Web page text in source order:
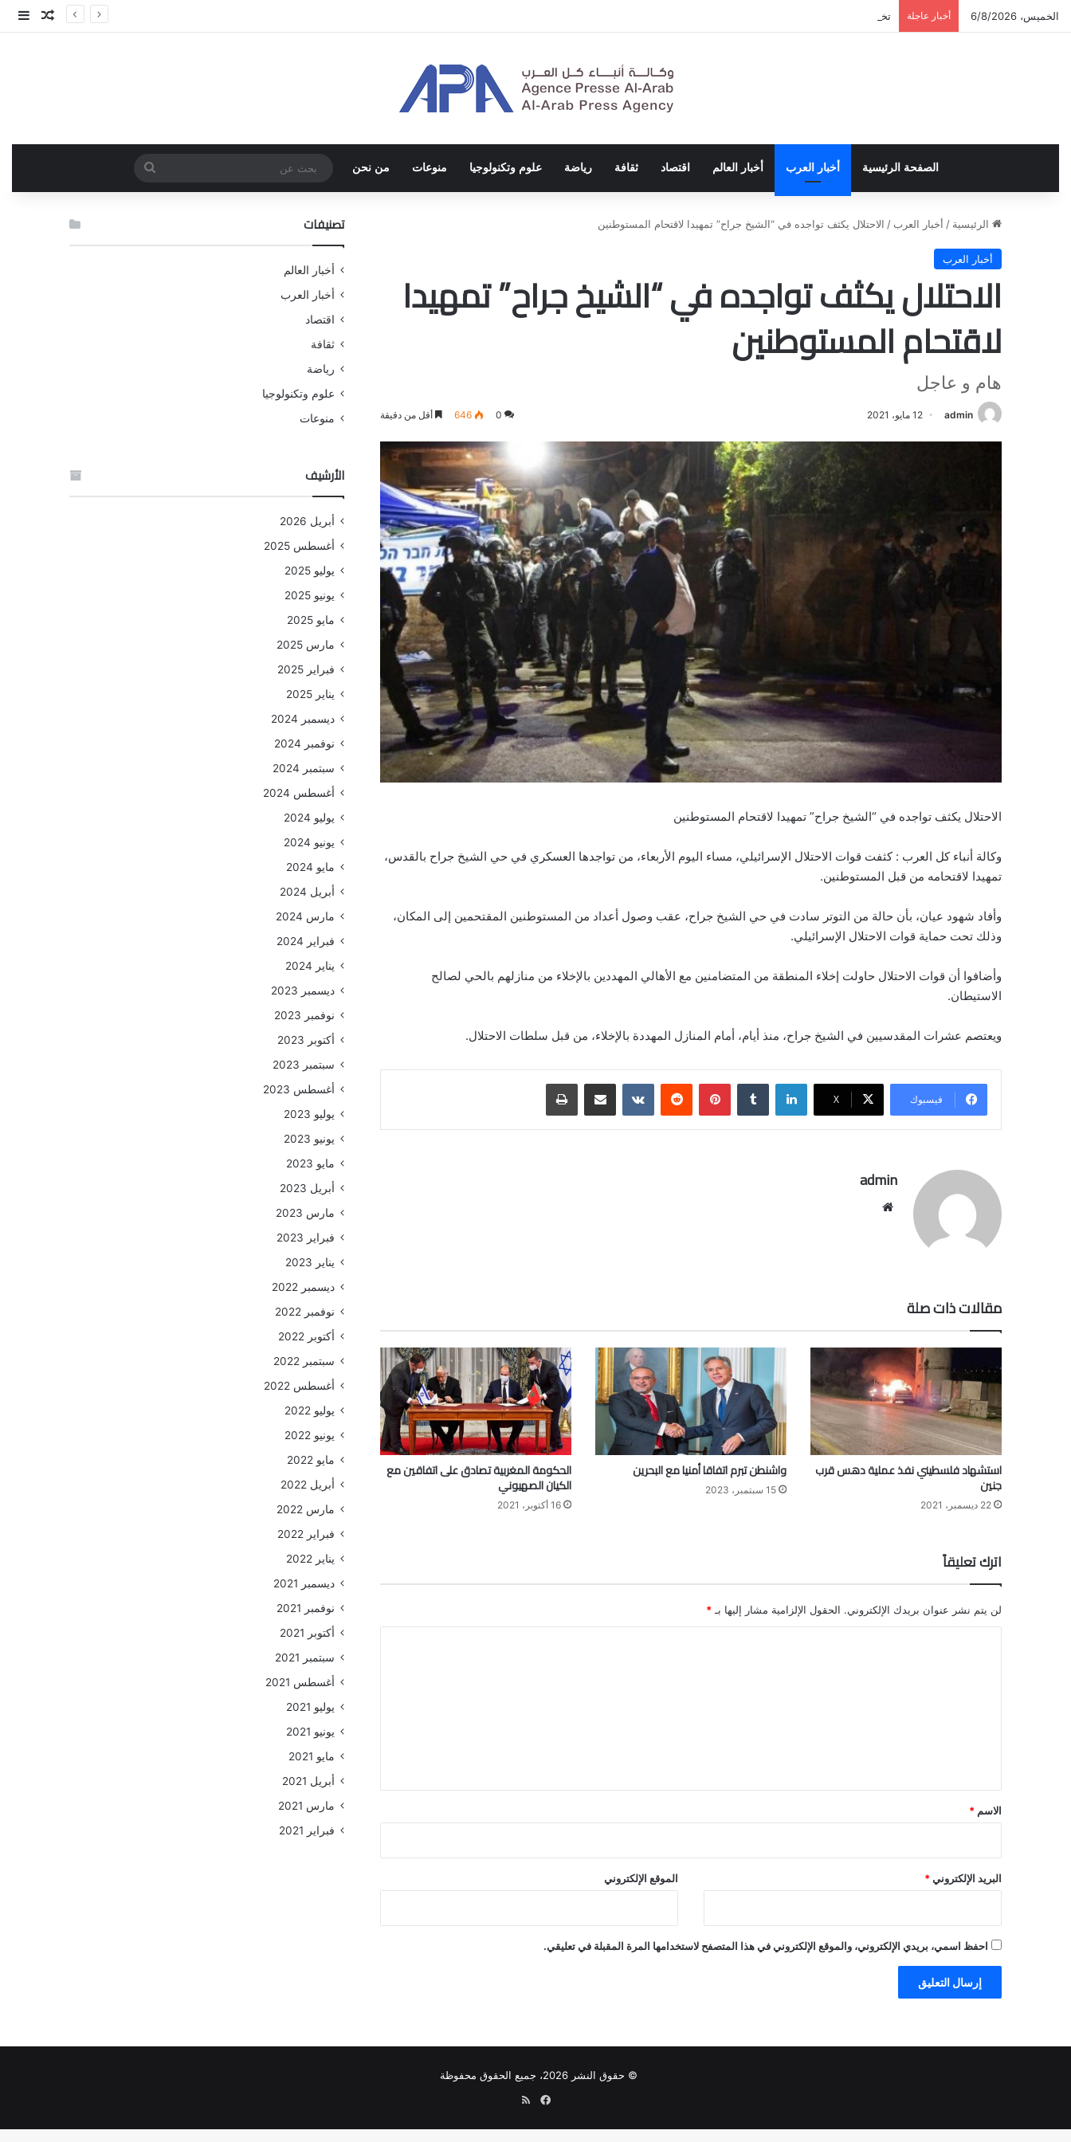
الخميس، 6/8/2026 أخبار عاجلة تخريج دورة إعداد قيادات أكاديمية لمناهضة الاحتلال والفصل العنصري مقال
الصفحة الرئيسية أخبار العرب أخبار العالم اقتصاد ثقافة رياضة علوم وتكنولوجيا منوعات من نحن
بحث
عن
الرئيسية / أخبار العرب / الاحتلال يكثف تواجده في “الشيخ جراح” تمهيدا لاقتحام المستوطنين
أخبار العرب
الاحتلال يكثف تواجده في “الشيخ جراح” تمهيدا
لاقتحام المستوطنين
هام و عاجل
admin 12 مايو، 2021 0
646 أقل من دقيقة
الاحتلال يكثف تواجده في “الشيخ جراح” تمهيدا لاقتحام المستوطنين
وكالة أنباء كل العرب : كثفت قوات الاحتلال الإسرائيلي، مساء اليوم الأربعاء، من تواجدها العسكري في حي الشيخ جراح بالقدس،
تمهيدا لاقتحامه من قبل المستوطنين.
وأفاد شهود عيان، بأن حالة من التوتر سادت في حي الشيخ جراح، عقب وصول أعداد من المستوطنين المقتحمين إلى المكان،
وذلك تحت حماية قوات الاحتلال الإسرائيلي.
وأضافوا أن قوات الاحتلال حاولت إخلاء المنطقة من المتضامنين مع الأهالي المهددين بالإخلاء من منازلهم بالحي لصالح
الاستيطان.
ويعتصم عشرات المقدسيين في الشيخ جراح، منذ أيام، أمام المنازل المهددة بالإخلاء، من قبل سلطات الاحتلال.
فيسبوك ‫X
لينكدإن بينتيريست مشاركة عبر البريد طباعة
admin
مقالات ذات صلة
استشهاد فلسطيني نفذ عملية دهس قرب
جنين
22 ديسمبر، 2021
واشنطن تبرم اتفاقا أمنيا مع البحرين
15 سبتمبر، 2023
الحكومة المغربية تصادق على اتفاقين مع
الكيان الصهيوني
16 أكتوبر، 2021
اترك تعليقاً
لن يتم نشر عنوان بريدك الإلكتروني. الحقول الإلزامية مشار إليها بـ *
*
الاسم *
البريد الإلكتروني * الموقع الإلكتروني
احفظ اسمي، بريدي الإلكتروني، والموقع الإلكتروني في هذا المتصفح لاستخدامها المرة المقبلة في تعليقي.
تصنيفات
أخبار العالم
أخبار العرب
اقتصاد
ثقافة
رياضة
علوم وتكنولوجيا
منوعات
الأرشيف
أبريل 2026
أغسطس 2025
يوليو 2025
يونيو 2025
مايو 2025
مارس 2025
فبراير 2025
يناير 2025
ديسمبر 2024
نوفمبر 2024
سبتمبر 2024
أغسطس 2024
يوليو 2024
يونيو 2024
مايو 2024
أبريل 2024
مارس 2024
فبراير 2024
يناير 2024
ديسمبر 2023
نوفمبر 2023
أكتوبر 2023
سبتمبر 2023
أغسطس 2023
يوليو 2023
يونيو 2023
مايو 2023
أبريل 2023
مارس 2023
فبراير 2023
يناير 2023
ديسمبر 2022
نوفمبر 2022
أكتوبر 2022
سبتمبر 2022
أغسطس 2022
يوليو 2022
يونيو 2022
مايو 2022
أبريل 2022
مارس 2022
فبراير 2022
يناير 2022
ديسمبر 2021
نوفمبر 2021
أكتوبر 2021
سبتمبر 2021
أغسطس 2021
يوليو 2021
يونيو 2021
مايو 2021
أبريل 2021
مارس 2021
فبراير 2021
© حقوق النشر 2026، جميع الحقوق محفوظة
فيسبوكملخص